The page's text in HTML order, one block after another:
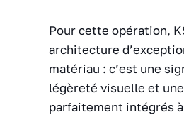
Pour cette opération,
architecture
matériau : c’est une
légèreté visuelle et
parfaitement intégrés